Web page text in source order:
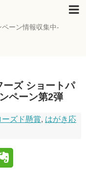
ーン情報収集中-
ーズ ショートパ
ペーン第2弾
ーズド懸賞, はがき応